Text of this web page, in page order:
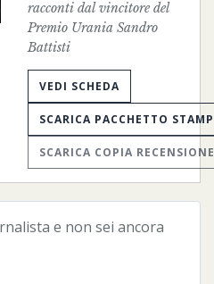
racconti dal vincitore del
Premio Urania Sandro
Battisti
VEDI SCHEDA
SCARICA PACCHETTO
SCARICA COPIA RECENSIONE
e non sei ancora